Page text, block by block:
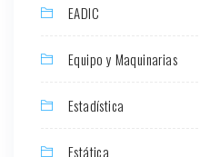
EADIC
Equipo y Maquinarias
Estadística
Estática